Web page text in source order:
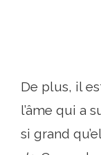
De plus, il
l’âme qui a
si grand